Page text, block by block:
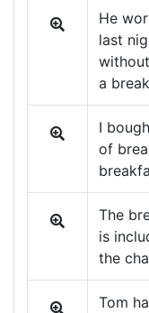
He
last
a
I
of
The
is
the
Tom